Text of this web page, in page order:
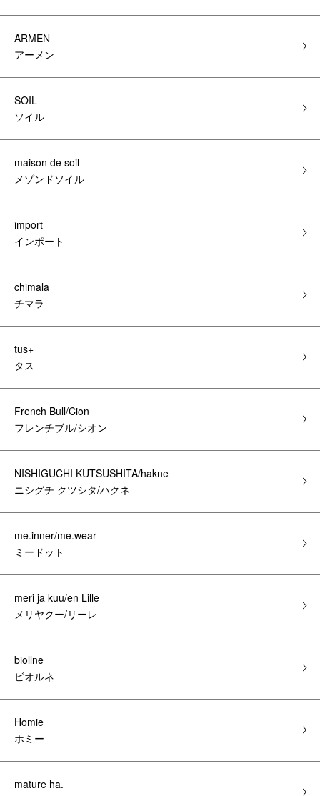
ARMEN
アーメン
SOIL
ソイル
maison de soil
メゾンドソイル
import
インポート
chimala
チマラ
tus+
タス
French Bull/Cion
フレンチブル/シオン
NISHIGUCHI KUTSUSHITA/hakne
ニシグチ クツシタ/ハクネ
me.inner/me.wear
ミードット
meri ja kuu/en Lille
メリヤクー/リーレ
biollne
ビオルネ
Homie
ホミー
mature ha.